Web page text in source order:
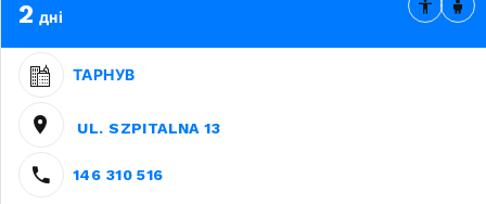
2 дні
ТАРНУВ
UL. SZPITALNA 13
146 310 516